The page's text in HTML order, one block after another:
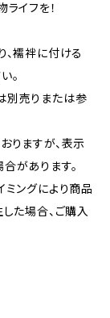
イフを！
襦袢に付ける
。
別売りまたは参
りますが、表示
があります。
ングにより商品
た場合、ご購入